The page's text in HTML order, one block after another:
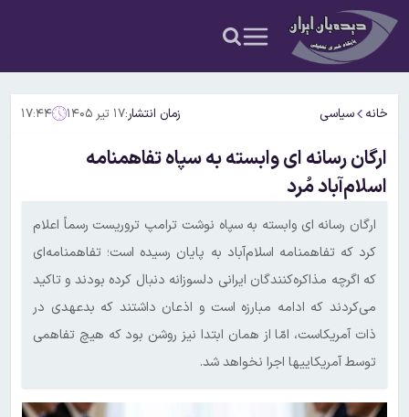
خانه سیاسی زمان انتشار:۱۷ تیر ۱۴۰۵ ۱۷:۴۴
ارگان رسانه ای وابسته به سپاه تفاهمنامه
اسلام‌آباد مُرد
ارگان رسانه ای وابسته به سپاه نوشت ترامپ تروریست رسماً اعلام
کرد که تفاهمنامه اسلام‌آباد به پایان رسیده است؛ تفاهمنامه‌ای
که اگرچه مذاکره‌کنندگان ایرانی دلسوزانه دنبال کرده بودند و تاکید
می‌کردند که ادامه مبارزه است و اذعان داشتند که بدعهدی در
ذات آمریکاست، امّا از همان ابتدا نیز روشن بود که هیچ‌ تفاهمی
توسط آمریکاییها اجرا نخواهد شد.